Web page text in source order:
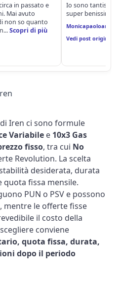
in passato e
Mai avuto
non so quanto
Scopri di più
Io sono tantissimi
super benissimo
Vedi post originale
Iren ci sono formule
Variabile e 10x3 Gas
fisso, tra cui No
Revolution. La scelta
desiderata, durata
quota fissa mensile.
PUN o PSV e possono
mentre le offerte fisse
il costo della
conviene
quota fissa, durata,
dopo il periodo